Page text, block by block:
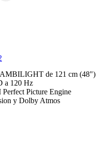
de 121 cm (48")
a 120 Hz
Perfect Picture Engine
y Dolby Atmos